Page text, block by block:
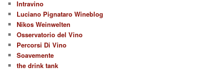
Intravino
Luciano Pignataro Wineblog
Nikos Weinwelten
Osservatorio del Vino
Percorsi Di Vino
Soavemente
the drink tank